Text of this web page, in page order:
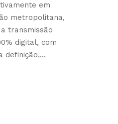
em
metropolitana,
transmissão
digital, com
definição,...